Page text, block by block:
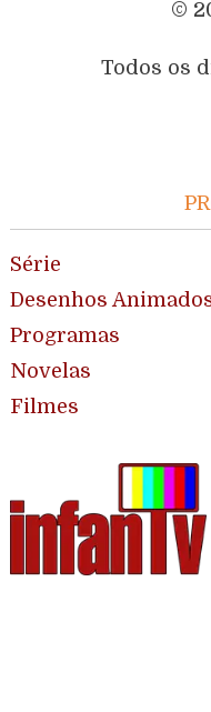
©
Todos os
Série
Desenhos
Programas
Novelas
Filmes